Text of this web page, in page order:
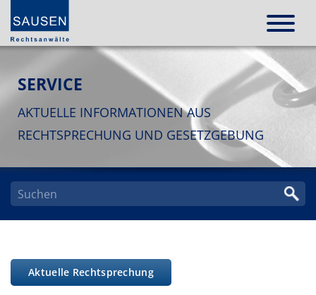
SERVICE
AKTUELLE INFORMATIONEN AUS
RECHTSPRECHUNG UND GESETZGEBUNG
Aktuelle Rechtsprechung